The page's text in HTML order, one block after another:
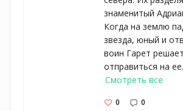
знаменитый
Когда на землю
звезда, юный и
воин Гарет решает
отправиться на
Смотреть все
0 0